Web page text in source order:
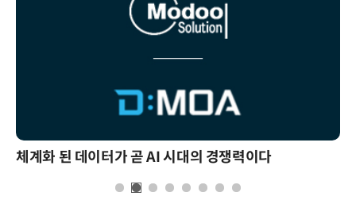
체계화 된 데이터가 곧 AI 시대의 경쟁력이다